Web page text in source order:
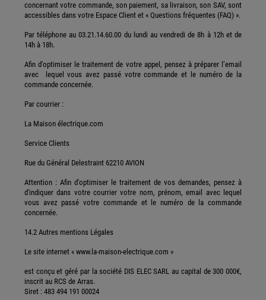
concernant votre commande, son paiement, sa livraison, son SAV, sont
accessibles dans votre Espace Client et « Questions fréquentes (FAQ) ».
Par téléphone au 03.21.14.60.00 du lundi au vendredi de 8h à 12h et de
14h à 18h.
Afin d'optimiser le traitement de votre appel, pensez à préparer l’email
avec lequel vous avez passé votre commande et le numéro de la
commande concernée.
Par courrier :
La Maison électrique.com
Service Clients
Rue du Général Delestraint 62210 AVION
Attention : Afin d'optimiser le traitement de vos demandes, pensez à
d'indiquer dans votre courrier votre nom, prénom, email avec lequel
vous avez passé votre commande et le numéro de la commande
concernée.
14.2 Autres mentions Légales
Le site internet « www.la-maison-electrique.com »
est conçu et géré par la société DIS ELEC SARL au capital de 300 000€,
inscrit au RCS de Arras.
Siret : 483 494 191 00024